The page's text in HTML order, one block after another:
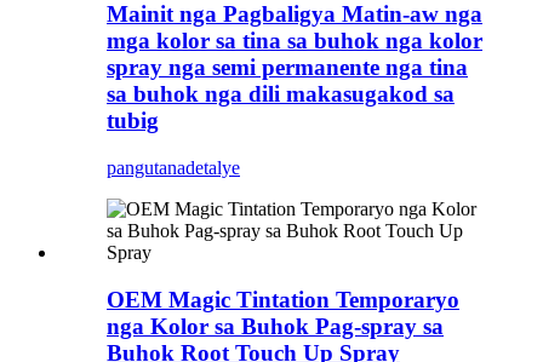
Mainit nga Pagbaligya Matin-aw nga
mga kolor sa tina sa buhok nga kolor
spray nga semi permanente nga tina
sa buhok nga dili makasugakod sa
tubig
pangutanadetalye
OEM Magic Tintation Temporaryo
nga Kolor sa Buhok Pag-spray sa
Buhok Root Touch Up Spray